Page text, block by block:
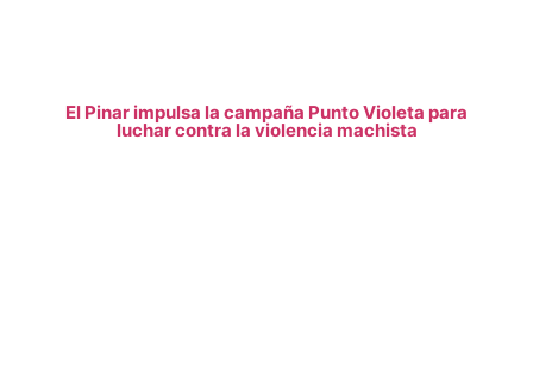
El Pinar impulsa la campaña Punto Violeta para
luchar contra la violencia machista